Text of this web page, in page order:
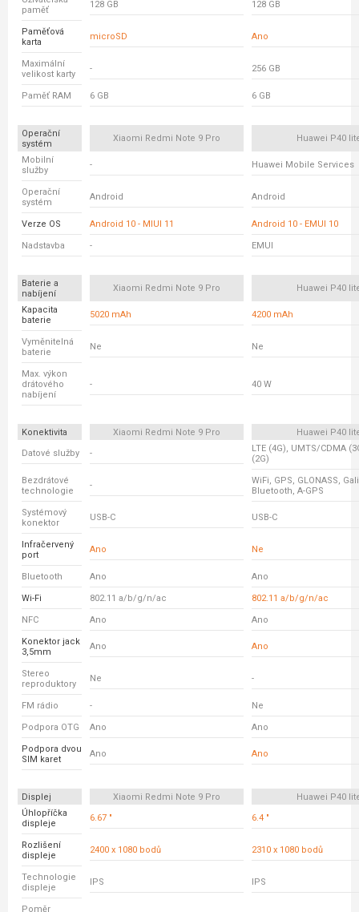
paměť
128 GB 128 GB
Paměťová
karta
microSD Ano
Maximální
velikost karty
- 256 GB
Paměť RAM 6 GB 6 GB
Operační
systém
Xiaomi Redmi Note 9 Pro Huawei P40
Mobilní
služby
- Huawei Mobile Services
Operační
systém
Android Android
Verze OS Android 10 - MIUI 11 Android 10 - EMUI 10
Nadstavba - EMUI
Baterie a
nabíjení
Xiaomi Redmi Note 9 Pro Huawei P40
Kapacita
baterie
5020 mAh 4200 mAh
Vyměnitelná
baterie
Ne Ne
Max. výkon
drátového
nabíjení
- 40 W
Konektivita Xiaomi Redmi Note 9 Pro
Huawei P40
Datové služby
-
LTE (4G), UMTS/CDMA
(2G)
Bezdrátové
technologie
-
WiFi, GPS, GLONASS,
Bluetooth, A-GPS
Systémový
konektor
USB-C USB-C
Infračervený
port
Ano Ne
Bluetooth Ano Ano
Wi-Fi 802.11 a/b/g/n/ac 802.11 a/b/g/n/ac
NFC Ano Ano
Konektor jack
3,5mm
Ano Ano
Stereo
reproduktory
Ne -
FM rádio - Ne
Podpora OTG Ano Ano
Podpora dvou
SIM karet
Ano Ano
Displej Xiaomi Redmi Note 9 Pro
Huawei P40
Úhlopříčka
displeje
6.67 " 6.4 "
Rozlišení
displeje
2400 x 1080 bodů 2310 x 1080 bodů
Technologie
displeje
IPS IPS
Poměr